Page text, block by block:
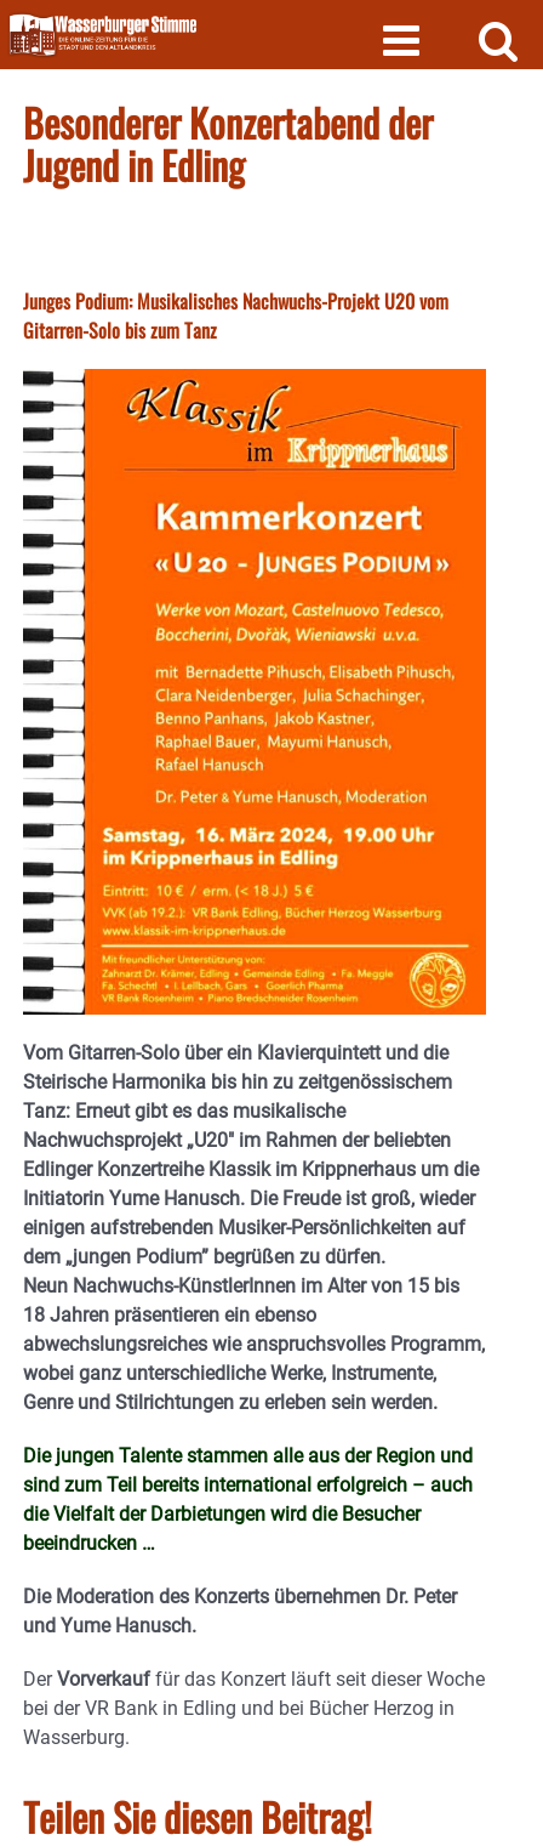
Skip
to
content
Besonderer Konzertabend der
Jugend in Edling
Junges Podium: Musikalisches Nachwuchs-Projekt U20 vom
Gitarren-Solo bis zum Tanz
Vom Gitarren-Solo über ein Klavierquintett und die
Steirische Harmonika bis hin zu zeitgenössischem
Tanz: Erneut gibt es das musikalische
Nachwuchsprojekt „U20″ im Rahmen der beliebten
Edlinger Konzertreihe Klassik im Krippnerhaus um die
Initiatorin Yume Hanusch. Die Freude ist groß, wieder
einigen aufstrebenden Musiker-Persönlichkeiten auf
dem „jungen Podium” begrüßen zu dürfen.
Neun Nachwuchs-KünstlerInnen im Alter von 15 bis
18 Jahren präsentieren ein ebenso
abwechslungsreiches wie anspruchsvolles Programm,
wobei ganz unterschiedliche Werke, Instrumente,
Genre und Stilrichtungen zu erleben sein werden.
Die jungen Talente stammen alle aus der Region und
sind zum Teil bereits international erfolgreich – auch
die Vielfalt der Darbietungen wird die Besucher
beeindrucken …
Die Moderation des Konzerts übernehmen Dr. Peter
und Yume Hanusch.
DerVorverkauffür das Konzert läuft seit dieser Woche
bei der VR Bank in Edling und bei Bücher Herzog in
Wasserburg.
Teilen Sie diesen Beitrag!